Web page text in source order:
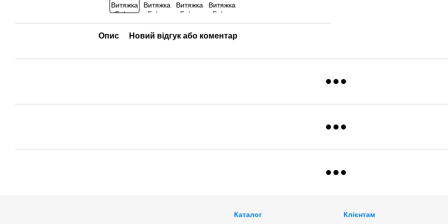
Опис Новий відгук або коментар
Каталог Клієнтам